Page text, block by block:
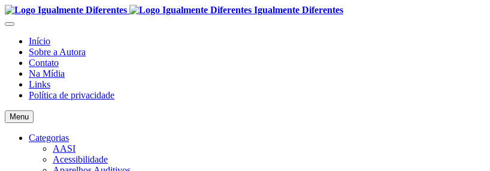
Igualmente Diferentes
Início
Sobre a Autora
Contato
Na Mídia
Links
Política de privacidade
Menu
Categorias
AASI
Acessibilidade